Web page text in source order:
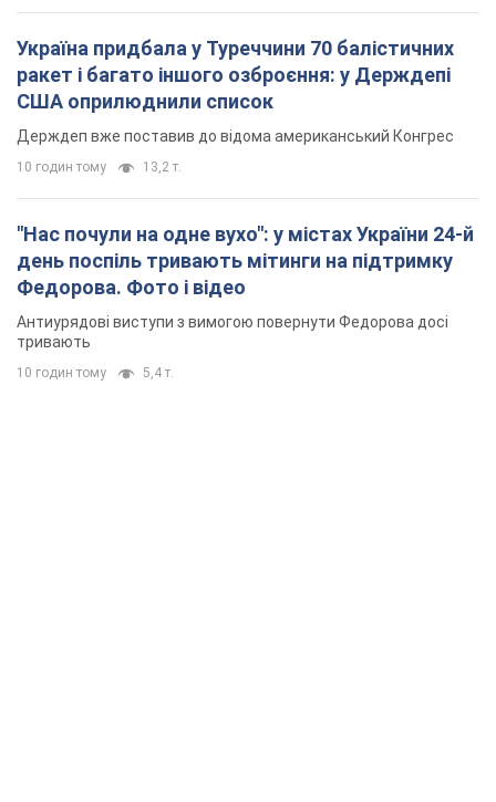
Україна придбала у Туреччини 70 балістичних
ракет і багато іншого озброєння: у Держдепі
США оприлюднили список
Держдеп вже поставив до відома американський Конгрес
10 годин тому 13,2 т.
"Нас почули на одне вухо": у містах України 24-й
день поспіль тривають мітинги на підтримку
Федорова. Фото і відео
Антиурядові виступи з вимогою повернути Федорова досі
тривають
10 годин тому 5,4 т.